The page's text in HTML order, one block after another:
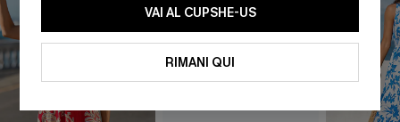
VAI AL CUPSHE-US
RIMANI QUI